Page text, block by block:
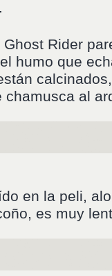
Rider
humo que
chamusca al
en la peli,
es muy